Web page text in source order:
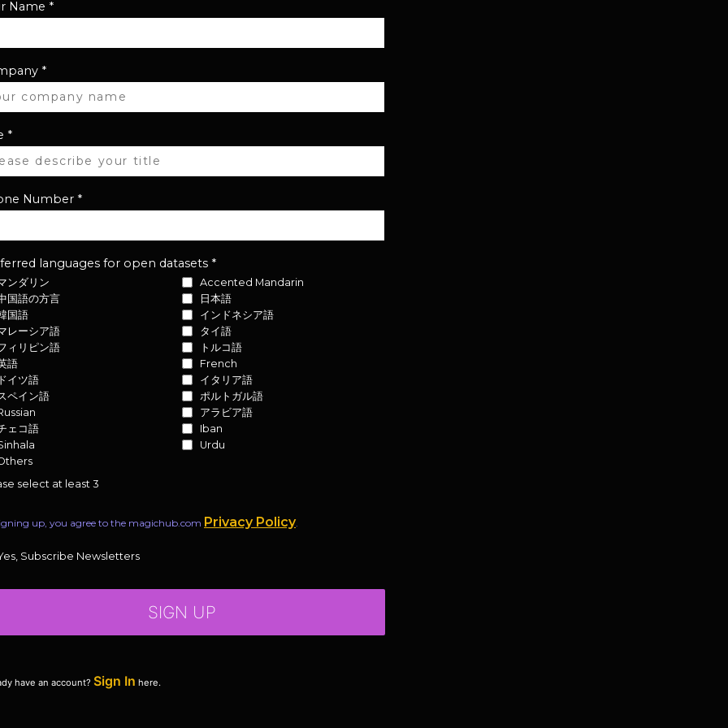
Name *
*
*
Number *
languages for open datasets *
ンダリン
Accented Mandarin
国語の方言
日本語
国語
インドネシア語
レーシア語
タイ語
ィリピン語
トルコ語
語
French
ドイツ語
イタリア語
ペイン語
ポルトガル語
アラビア語
ェコ語
Iban
Urdu
select at least 3
up, you agree to the magichub.com Privacy Policy.
Subscribe Newsletters
SIGN UP
have an account? Sign In here.